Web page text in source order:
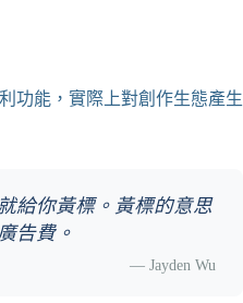
功能，實際上對創作生態產生
給你黃標。黃標的意思
告費。
— Jayden Wu